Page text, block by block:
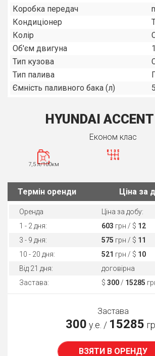
Коробка передач
Кондиціонер
Колір
Об'єм двигуна
Тип кузова
Тип палива
Ємність паливного бака (л)
HYUNDAI
Економ клас
7,5 л/100км
Термін оренди Ціна за
Оренда
Ціна за добу:
1 - 2 дня:
603 грн / $ 12
3 - 9 дня:
575 грн / $ 11
10 - 20 дня:
521 грн / $ 10
Від 21 дня:
договірна
Застава:
$ 300 / 15285
Застава
300 у.е. / 15285
ВЗЯТИ В ОРЕНДУ